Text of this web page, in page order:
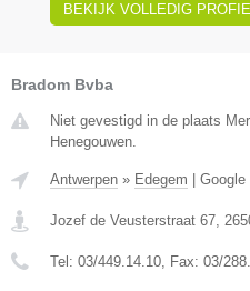
BEKIJK VOLLEDIG
Bradom Bvba
Niet gevestigd in de plaats
Henegouwen.
Antwerpen » Edegem Google
Jozef de Veusterstraat 67,
Tel: 03/449.14.10, Fax: 03/